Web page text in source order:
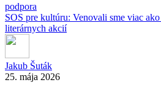
podpora
SOS pre kultúru: Venovali sme viac
literárnych akcií
Jakub Šuták
25. mája 2026